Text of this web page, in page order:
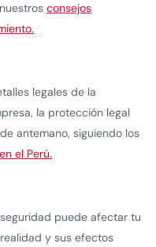
consejos
legales de la
la protección legal
antemano, siguiendo los
el Perú.
puede afectar tu
y sus efectos